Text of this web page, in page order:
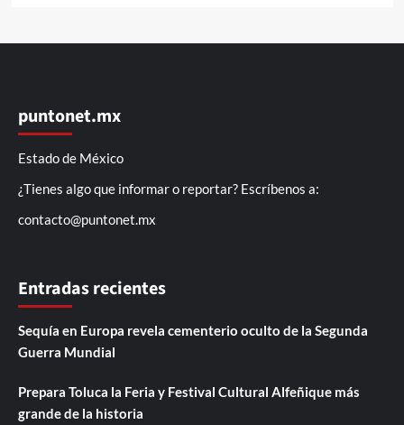
puntonet.mx
Estado de México
¿Tienes algo que informar o reportar? Escríbenos a:
contacto@puntonet.mx
Entradas recientes
Sequía en Europa revela cementerio oculto de la Segunda
Guerra Mundial
Prepara Toluca la Feria y Festival Cultural Alfeñique más
grande de la historia